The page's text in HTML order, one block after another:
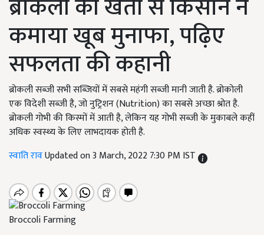
कमाया खूब मुनाफा, पढ़िए
सफलता की कहानी
ब्रोकली सब्जी सभी सब्जियों में सबसे महंगी सब्जी मानी जाती है. ब्रोकोली
एक विदेशी सब्ज़ी है, जो नुट्रिशन (Nutrition) का सबसे अच्छा श्रोत है.
ब्रोकली गोभी की किस्मों में आती है, लेकिन यह गोभी सब्जी के मुकाबले कहीं
अधिक स्वस्थ्य के लिए लाभदायक होती है.
स्वाति रावUpdated on 3 March, 2022 7:30 PM IST
Broccoli Farming